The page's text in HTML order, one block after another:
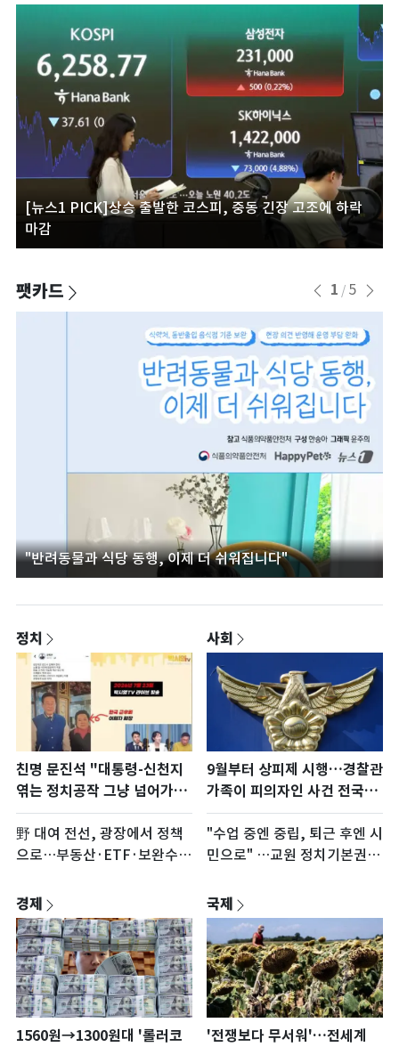
[뉴스1 PICK]상승 출발한 코스피, 중동 긴장 고조에 하락
마감
팻카드 1 / 5
"반려동물과 식당 동행, 이제 더 쉬워집니다"
정치
친명 문진석 "대통령-신천지
엮는 정치공작 그냥 넘어가선
안돼"
野 대여 전선, 광장에서 정책
으로…부동산·ETF·보완수사
사회
9월부터 상피제 시행…경찰관
가족이 피의자인 사건 전국
45건
"수업 중엔 중립, 퇴근 후엔 시
민으로" …교원 정치기본권
경제
1560원→1300원대 '롤러코
국제
'전쟁보다 무서워'…전세계